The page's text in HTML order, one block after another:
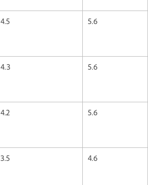
4.5 5.6
4.3 5.6
4.2 5.6
3.5 4.6